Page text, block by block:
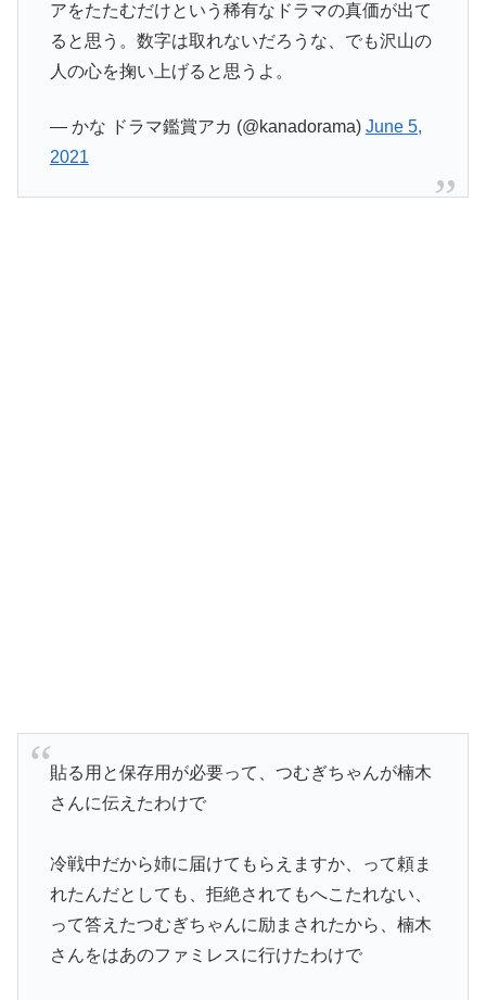
アをたたむだけという稀有なドラマの真価が出て
ると思う。数字は取れないだろうな、でも沢山の
人の心を掬い上げると思うよ。
— かな ドラマ鑑賞アカ (@kanadorama) June 5,
2021
貼る用と保存用が必要って、つむぎちゃんが楠木
さんに伝えたわけで
冷戦中だから姉に届けてもらえますか、って頼ま
れたんだとしても、拒絶されてもへこたれない、
って答えたつむぎちゃんに励まされたから、楠木
さんをはあのファミレスに行けたわけで